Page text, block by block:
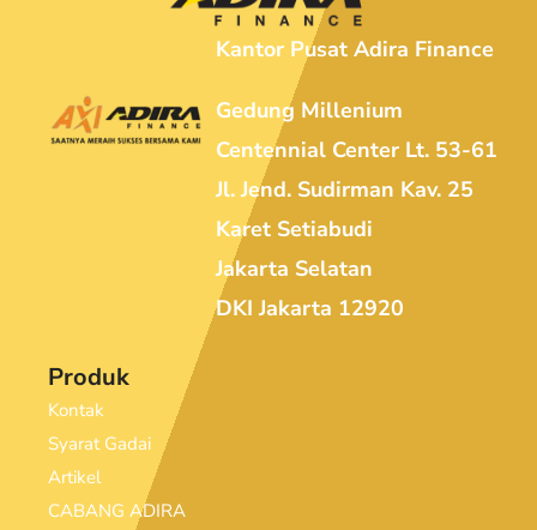
Kantor Pusat Adira Finance
Gedung Millenium
Centennial Center Lt. 53-61
Jl. Jend. Sudirman Kav. 25
Karet Setiabudi
Jakarta Selatan
DKI Jakarta 12920
Produk
Kontak
Syarat Gadai
Artikel
CABANG ADIRA